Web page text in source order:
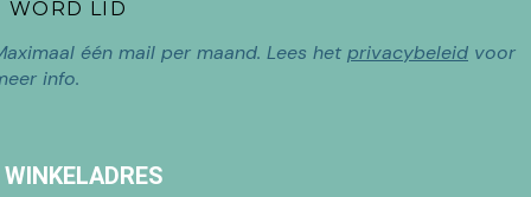
één mail per maand. Lees het privacybeleid voor
info.
WINKELADRES